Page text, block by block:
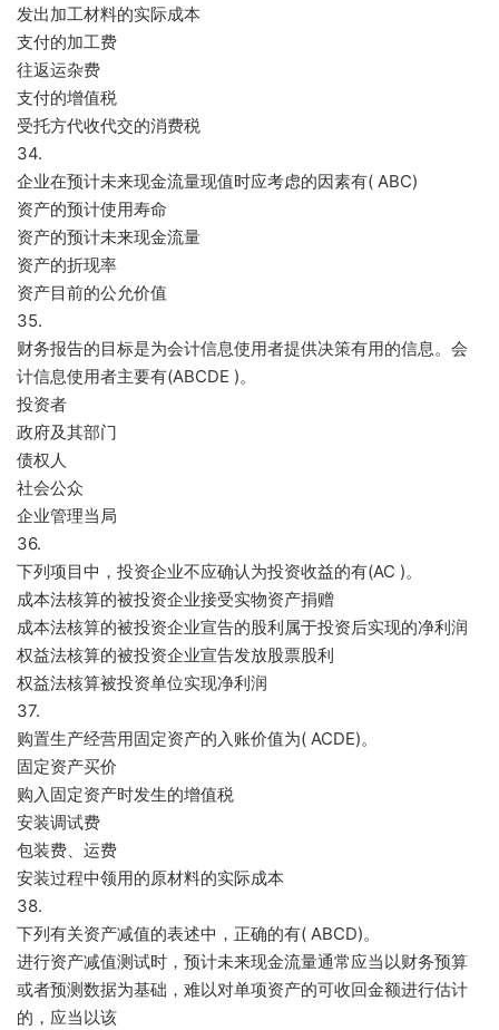
发出加工材料的实际成本
支付的加工费
往返运杂费
支付的增值税
受托方代收代交的消费税
34.
企业在预计未来现金流量现值时应考虑的因素有( ABC)
资产的预计使用寿命
资产的预计未来现金流量
资产的折现率
资产目前的公允价值
35.
财务报告的目标是为会计信息使用者提供决策有用的信息。会
计信息使用者主要有(ABCDE )。
投资者
政府及其部门
债权人
社会公众
企业管理当局
36.
下列项目中，投资企业不应确认为投资收益的有(AC )。
成本法核算的被投资企业接受实物资产捐赠
成本法核算的被投资企业宣告的股利属于投资后实现的净利润
权益法核算的被投资企业宣告发放股票股利
权益法核算被投资单位实现净利润
37.
购置生产经营用固定资产的入账价值为( ACDE)。
固定资产买价
购入固定资产时发生的增值税
安装调试费
包装费、运费
安装过程中领用的原材料的实际成本
38.
下列有关资产减值的表述中，正确的有( ABCD)。
进行资产减值测试时，预计未来现金流量通常应当以财务预算
或者预测数据为基础，难以对单项资产的可收回金额进行估计
的，应当以该